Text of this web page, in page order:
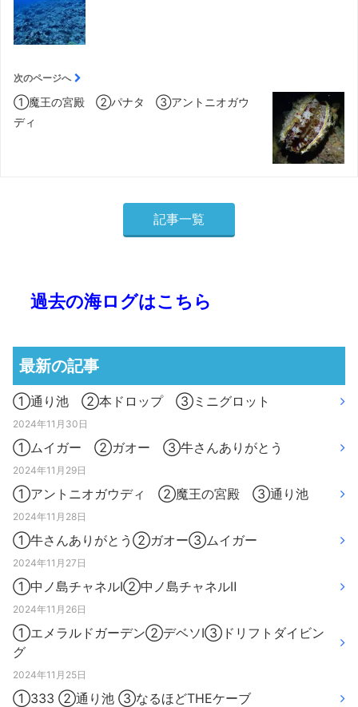
次のページへ
①魔王の宮殿 ②パナタ ③アントニオガウ
ディ
記事一覧
過去の海ログはこちら
最新の記事
①通り池 ②本ドロップ ③ミニグロット
2024年11月30日
①ムイガー ②ガオー ③牛さんありがとう
2024年11月29日
①アントニオガウディ ②魔王の宮殿 ③通り池
2024年11月28日
①牛さんありがとう②ガオー③ムイガー
2024年11月27日
①中ノ島チャネルⅠ②中ノ島チャネルⅡ
2024年11月26日
①エメラルドガーデン②デベソⅠ③ドリフトダイビン
グ
2024年11月25日
①333 ②通り池 ③なるほどTHEケーブ